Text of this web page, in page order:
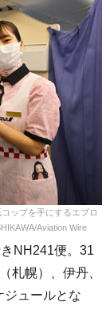
ップを手にするエプロ
Aviation Wire
NH241便。31
札幌）、伊丹、
ジュールとな